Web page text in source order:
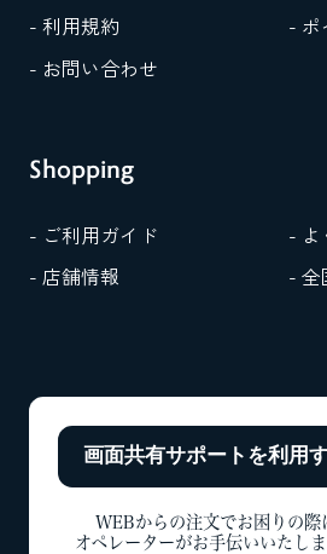
- 利用規約
- ポ
- お問い合わせ
Shopping
- ご利用ガイド
- よ
- 店舗情報
- 全
画面共有サポートを利用
WEBからの注文でお困りの際
オペレーターがお手伝いいたしま